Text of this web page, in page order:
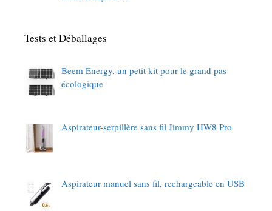
Tests et Déballages
Beem Energy, un petit kit pour le grand pas
écologique
Aspirateur-serpillère sans fil Jimmy HW8 Pro
Aspirateur manuel sans fil, rechargeable en USB